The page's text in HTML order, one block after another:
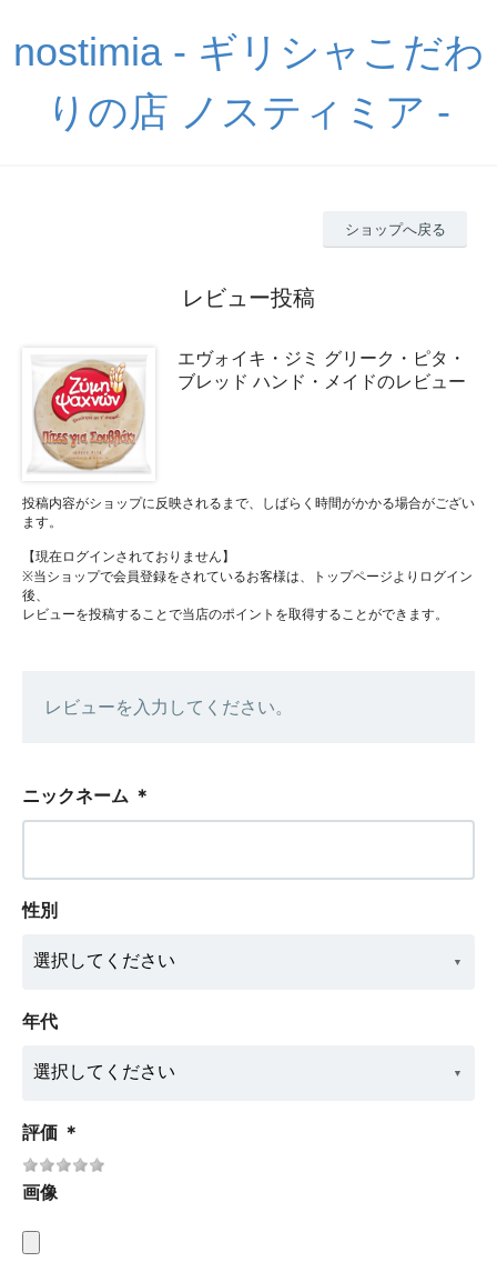
nostimia - ギリシャこだわ
りの店 ノスティミア -
ショップへ戻る
レビュー投稿
エヴォイキ・ジミ グリーク・ピタ・
ブレッド ハンド・メイドのレビュー
投稿内容がショップに反映されるまで、しばらく時間がかかる場合がござい
ます。
【現在ログインされておりません】
※当ショップで会員登録をされているお客様は、トップページよりログイン
後、
レビューを投稿することで当店のポイントを取得することができます。
レビューを入力してください。
ニックネーム ＊
性別
年代
評価 ＊
画像